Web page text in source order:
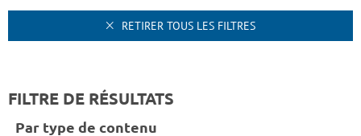
RETIRER TOUS LES FILTRES
FILTRE DE RÉSULTATS
Par type de contenu